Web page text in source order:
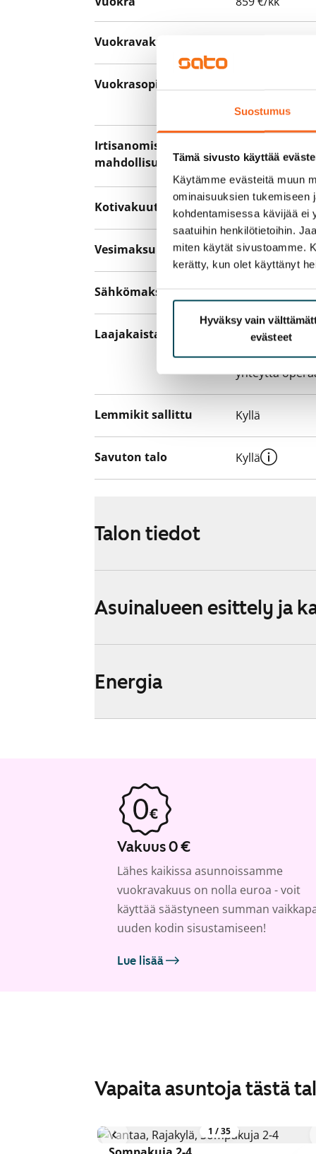
Suostumus
Tämä sivusto käyttää
Käytämme evästeitä muun
ominaisuuksien tukemiseen
kohdentamisessa kävijää ei
saatuihin henkilötietoihin.
miten käytät sivustoamme.
kerätty, kun olet käyttänyt
Hyväksy vain
evästeet
Vuokravakuus
Vuokrasopimus
asumisaika 12
Irtisanomis­
mahdollisuus
Kotivakuutus Pakollinen, ei
Vesimaksu Kulutuksen
Sähkömaksu Vuokralainen
Laajakaista
Vuokraan
hankkia
yhteyttä
Lemmikit sallittu Kyllä
Savuton talo Kyllä
Talon tiedot
Asuinalueen esittely ja
Energia
Vakuus 0 €
Lähes kaikissa asunnoissamme
vuokravakuus on nolla euroa - voit
käyttää säästyneen summan
uuden kodin sisustamiseen!
Lue lisää
Vapaita asuntoja tästä
1 /35